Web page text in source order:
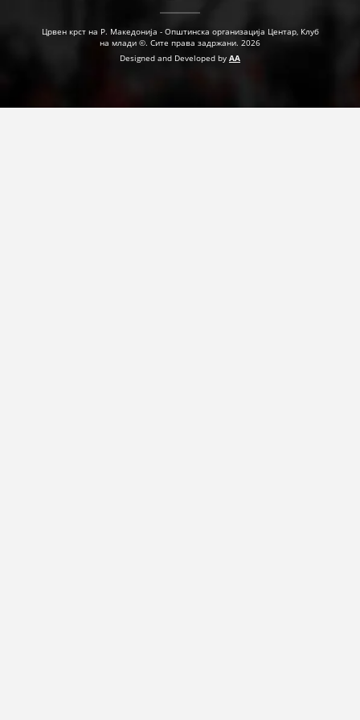
Црвен крст на Р. Македонија - Општинска организација Центар, Клуб
на млади ©. Сите права задржани. 2026
Designed and Developed by AA